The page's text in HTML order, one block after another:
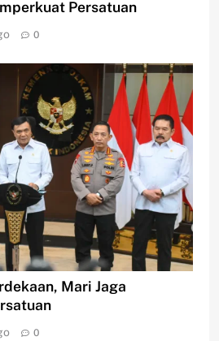
Persatuan
0
Mari Jaga
0